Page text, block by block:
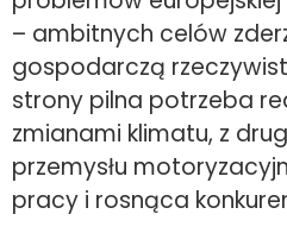
– ambitnych celów
gospodarczą
strony pilna potrzeba
zmianami klimatu, z
przemysłu
pracy i rosnąca